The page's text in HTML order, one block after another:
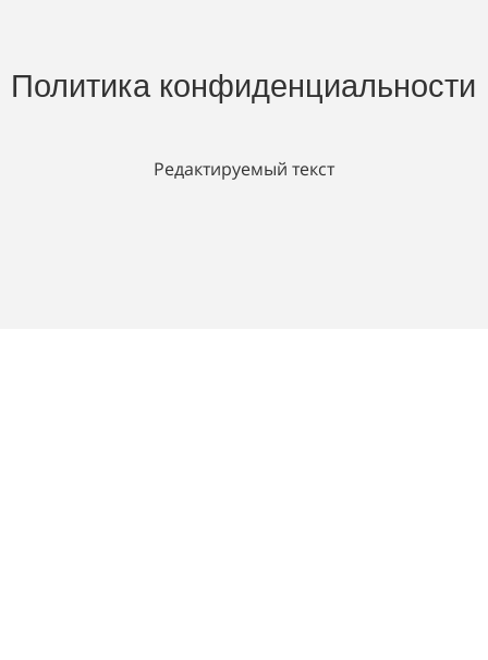
Политика конфиденциальности
Редактируемый текст